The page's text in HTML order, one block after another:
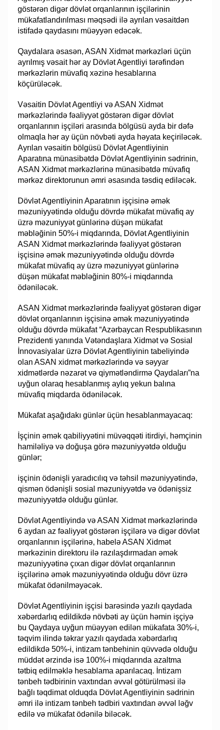
göstərən digər dövlət orqanlarının işçilərinin
mükafatlandırılması məqsədi ilə ayrılan vəsaitdən
istifadə qaydasını müəyyən edəcək.
Qaydalara əsasən, ASAN Xidmət mərkəzləri üçün
ayrılmış vəsait hər ay Dövlət Agentliyi tərəfindən
mərkəzlərin müvafiq xəzinə hesablarına
köçürüləcək.
Vəsaitin Dövlət Agentliyi və ASAN Xidmət
mərkəzlərində fəaliyyət göstərən digər dövlət
orqanlarının işçiləri arasında bölgüsü ayda bir dəfə
olmaqla hər ay üçün növbəti ayda həyata keçiriləcək.
Ayrılan vəsaitin bölgüsü Dövlət Agentliyinin
Aparatına münasibətdə Dövlət Agentliyinin sədrinin,
ASAN Xidmət mərkəzlərinə münasibətdə müvafiq
mərkəz direktorunun əmri əsasında təsdiq ediləcək.
Dövlət Agentliyinin Aparatının işçisinə əmək
məzuniyyətində olduğu dövrdə mükafat müvafiq ay
üzrə məzuniyyət günlərinə düşən mükafat
məbləğinin 50%-i miqdarında, Dövlət Agentliyinin
ASAN Xidmət mərkəzlərində fəaliyyət göstərən
işçisinə əmək məzuniyyətində olduğu dövrdə
mükafat müvafiq ay üzrə məzuniyyət günlərinə
düşən mükafat məbləğinin 80%-i miqdarında
ödəniləcək.
ASAN Xidmət mərkəzlərində fəaliyyət göstərən digər
dövlət orqanlarının işçisinə əmək məzuniyyətində
olduğu dövrdə mükafat “Azərbaycan Respublikasının
Prezidenti yanında Vətəndaşlara Xidmət və Sosial
İnnovasiyalar üzrə Dövlət Agentliyinin tabeliyində
olan ASAN xidmət mərkəzlərində və səyyar
xidmətlərdə nəzarət və qiymətləndirmə Qaydaları”na
uyğun olaraq hesablanmış aylıq yekun balına
müvafiq miqdarda ödəniləcək.
Mükafat aşağıdakı günlər üçün hesablanmayacaq:
İşçinin əmək qabiliyyətini müvəqqəti itirdiyi, həmçinin
hamiləliyə və doğuşa görə məzuniyyətdə olduğu
günlər;
işçinin ödənişli yaradıcılıq və təhsil məzuniyyətində,
qismən ödənişli sosial məzuniyyətdə və ödənişsiz
məzuniyyətdə olduğu günlər.
Dövlət Agentliyində və ASAN Xidmət mərkəzlərində
6 aydan az fəaliyyət göstərən işçilərə və digər dövlət
orqanlarının işçilərinə, habelə ASAN Xidmət
mərkəzinin direktoru ilə razılaşdırmadan əmək
məzuniyyətinə çıxan digər dövlət orqanlarının
işçilərinə əmək məzuniyyətində olduğu dövr üzrə
mükafat ödənilməyəcək.
Dövlət Agentliyinin işçisi barəsində yazılı qaydada
xəbərdarlıq edildikdə növbəti ay üçün həmin işçiyə
bu Qaydaya uyğun müəyyən edilən mükafata 30%-i,
təqvim ilində təkrar yazılı qaydada xəbərdarlıq
edildikdə 50%-i, intizam tənbehinin qüvvədə olduğu
müddət ərzində isə 100%-i miqdarında azaltma
tətbiq edilməklə hesablama aparılacaq. İntizam
tənbeh tədbirinin vaxtından əvvəl götürülməsi ilə
bağlı təqdimat olduqda Dövlət Agentliyinin sədrinin
əmri ilə intizam tənbeh tədbiri vaxtından əvvəl ləğv
edilə və mükafat ödənilə biləcək.